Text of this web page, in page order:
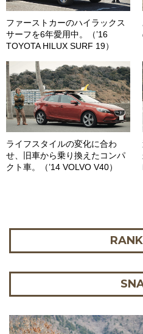
ファーストカーのハイラックス
サーフを6年愛用中。（’16
TOYOTA HILUX SURF 19）
ライフスタイルの変化に合わ
せ、旧車から乗り換えたコンパ
クト車。（’14 VOLVO V40）